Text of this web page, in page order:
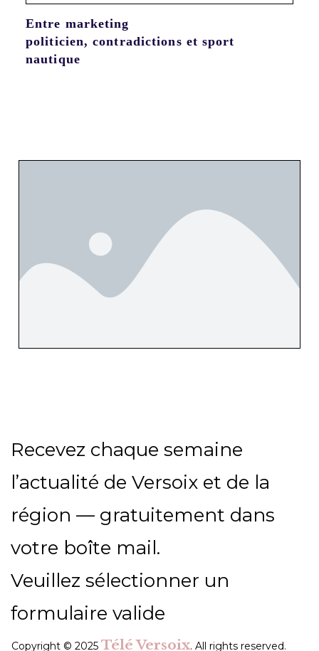
Entre marketing
politicien, contradictions et sport
nautique
Recevez chaque semaine
l’actualité de Versoix et de la
région — gratuitement dans
votre boîte mail.
Veuillez sélectionner un
formulaire valide
Copyright © 2025 Télé Versoix. All rights reserved.